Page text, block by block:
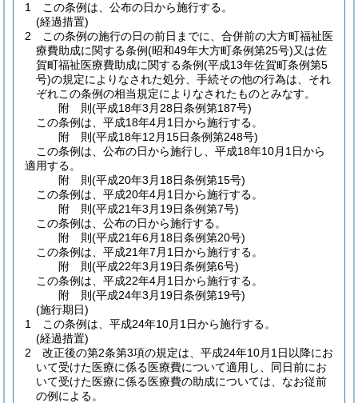
1
この条例は、公布の日から施行する。
(経過措置)
2
この条例の施行の日の前日までに、合併前の大方町福祉医
療費助成に関する条例(昭和49年大方町条例第25号)又は佐
賀町福祉医療費助成に関する条例(平成13年佐賀町条例第5
号)の規定によりなされた処分、手続その他の行為は、それ
ぞれこの条例の相当規定によりなされたものとみなす。
附 則(平成18年3月28日条例第187号)
この条例は、平成18年4月1日から施行する。
附 則(平成18年12月15日条例第248号)
この条例は、公布の日から施行し、平成18年10月1日から
適用する。
附 則(平成20年3月18日条例第15号)
この条例は、平成20年4月1日から施行する。
附 則(平成21年3月19日条例第7号)
この条例は、公布の日から施行する。
附 則(平成21年6月18日条例第20号)
この条例は、平成21年7月1日から施行する。
附 則(平成22年3月19日条例第6号)
この条例は、平成22年4月1日から施行する。
附 則(平成24年3月19日条例第19号)
(施行期日)
1
この条例は、平成24年10月1日から施行する。
(経過措置)
2
改正後の第2条第3項の規定は、平成24年10月1日以降にお
いて受けた医療に係る医療費について適用し、同日前にお
いて受けた医療に係る医療費の助成については、なお従前
の例による。